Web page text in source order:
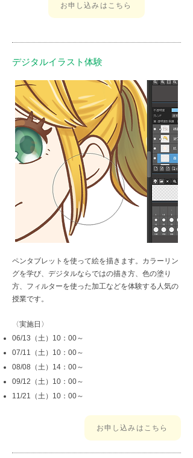
お申し込みはこちら
デジタルイラスト体験
ペンタブレットを使って絵を描きます。カラーリン
グを学び、デジタルならではの描き方、色の塗り
方、フィルターを使った加工などを体験する人気の
授業です。
​​〈実施日〉
06/13（土）10：00～
07/11（土）10：00～
08/08（土）14：00～
09/12（土）10：00～
11/21（土）10：00～
お申し込みはこちら